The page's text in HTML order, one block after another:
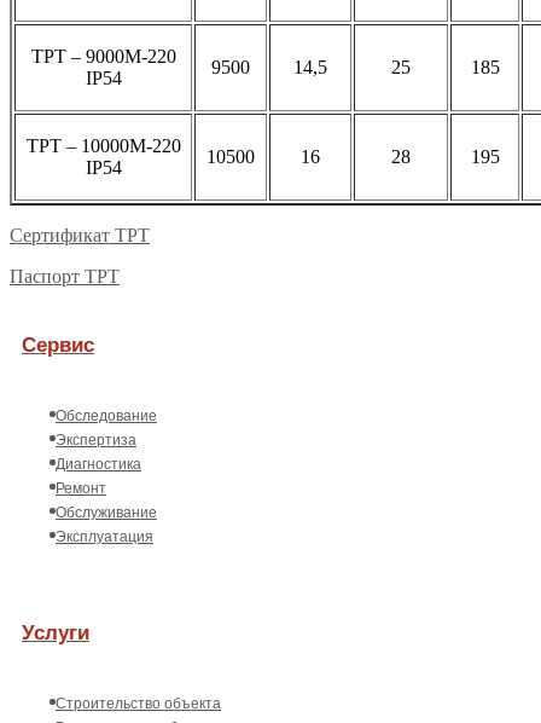
ТРТ – 9000М-220
IP54
9500 14,5 25 185
ТРТ – 10000М-220
IP54
10500 16 28 195
Сертификат ТРТ
Паспорт ТРТ
Сервис
Обследование
Экспертиза
Диагностика
Ремонт
Обслуживание
Эксплуатация
Услуги
Строительство объекта